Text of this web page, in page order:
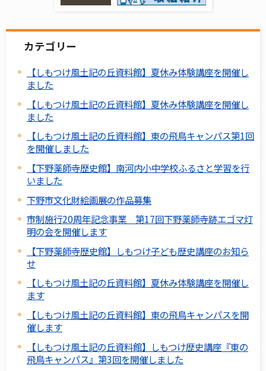
カテゴリー
【しもつけ風土記の丘資料館】夏休み体験講座を開催し
ました
【しもつけ風土記の丘資料館】夏休み体験講座を開催し
ました
【しもつけ風土記の丘資料館】東の飛鳥キャンパス第1回
を開催しました
【下野薬師寺歴史館】南河内小中学校ふるさと学習を行
いました
下野市文化財絵画展の作品募集
市制施行20周年記念事業 第17回下野薬師寺跡エゴマ灯
明の会を開催します
【下野薬師寺歴史館】しもつけ子ども歴史講座のお知ら
せ
【しもつけ風土記の丘資料館】夏休み体験講座を開催し
ます
【しもつけ風土記の丘資料館】東の飛鳥キャンパスを開
催します
【しもつけ風土記の丘資料館】しもつけ歴史講座『東の
飛鳥キャンパス』第3回を開催しました